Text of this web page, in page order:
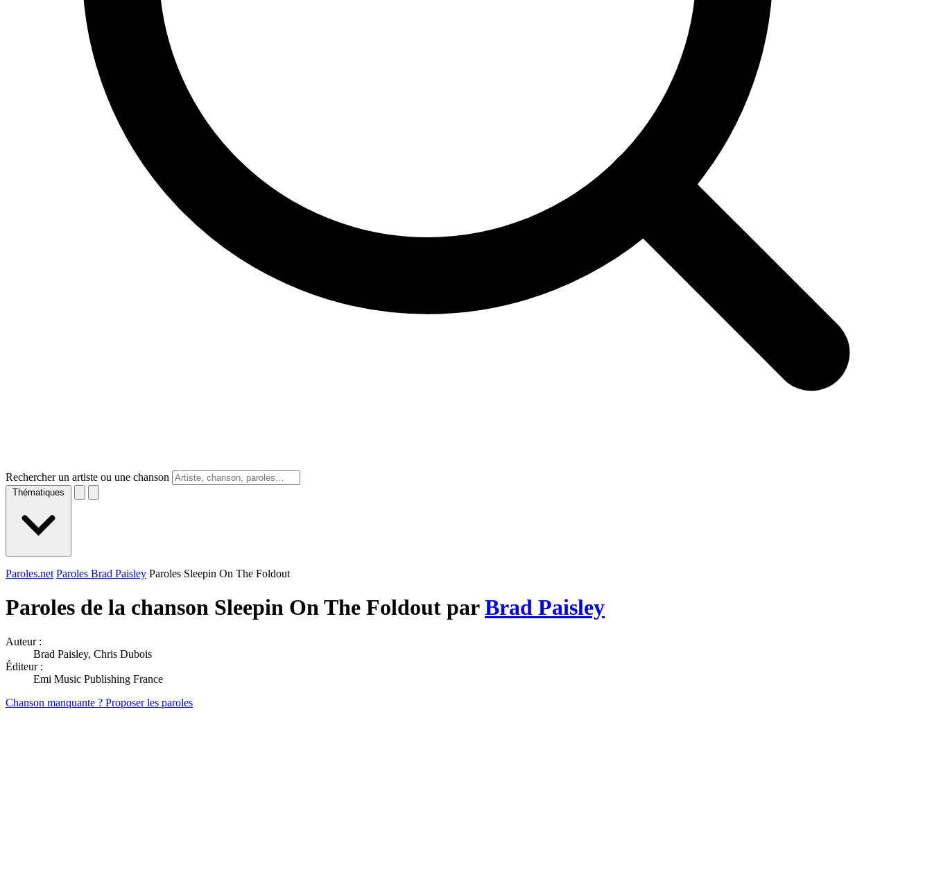
Rechercher un artiste ou une chanson
Thématiques
Paroles.net Paroles Brad Paisley Paroles Sleepin On The Foldout
Paroles de la chanson Sleepin On The Foldout parBrad Paisley
Auteur :
Brad Paisley, Chris Dubois
Éditeur :
Emi Music Publishing France
Chanson manquante ? Proposer les paroles